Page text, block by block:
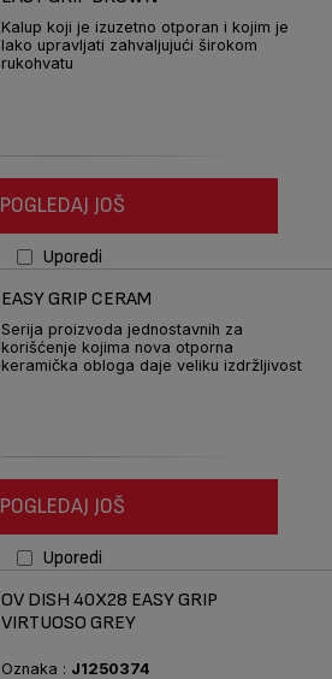
Kalup koji je izuzetno otporan i kojim je
lako upravljati zahvaljujući širokom
rukohvatu
POGLEDAJ JOŠ
Uporedi
EASY GRIP CERAM
Serija proizvoda jednostavnih za
korišćenje kojima nova otporna
keramička obloga daje veliku izdržljivost
POGLEDAJ JOŠ
Uporedi
OV DISH 40X28 EASY GRIP
VIRTUOSO GREY
Oznaka : J1250374